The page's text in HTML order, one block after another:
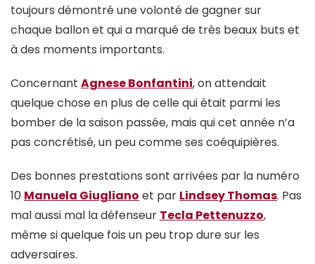
toujours démontré une volonté de gagner sur
chaque ballon et qui a marqué de très beaux buts et
à des moments importants.
Concernant Agnese Bonfantini, on attendait
quelque chose en plus de celle qui était parmi les
bomber de la saison passée, mais qui cet année n’a
pas concrétisé, un peu comme ses coéquipières.
Des bonnes prestations sont arrivées par la numéro
10 Manuela Giugliano et par Lindsey Thomas. Pas
mal aussi mal la défenseur Tecla Pettenuzzo,
même si quelque fois un peu trop dure sur les
adversaires.